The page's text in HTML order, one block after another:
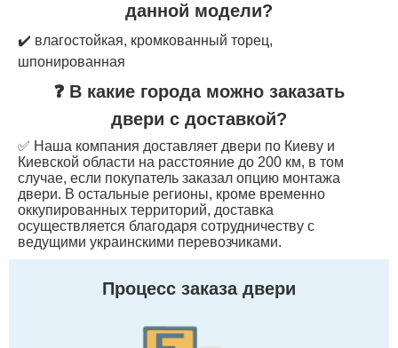
данной модели?
✔️ влагостойкая, кромкованный торец,
шпонированная
❓ В какие города можно заказать
двери с доставкой?
✅ Наша компания доставляет двери по Киеву и
Киевской области на расстояние до 200 км, в том
случае, если покупатель заказал опцию монтажа
двери. В остальные регионы, кроме временно
оккупированных территорий, доставка
осуществляется благодаря сотрудничеству с
ведущими украинскими перевозчиками.
Процесс заказа двери